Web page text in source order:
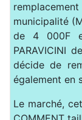
municipalité
de 4 000F
PARAVICINI
décide de
également en
Le marché,